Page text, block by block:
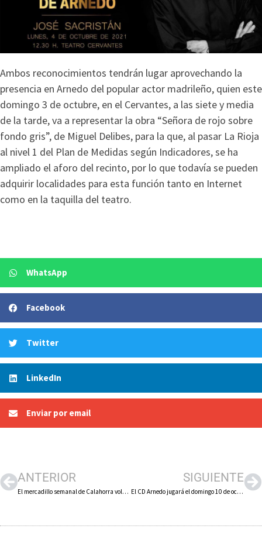
Ambos reconocimientos tendrán lugar aprovechando la
presencia en Arnedo del popular actor madrileño, quien este
domingo 3 de octubre, en el Cervantes, a las siete y media
de la tarde, va a representar la obra “Señora de rojo sobre
fondo gris”, de Miguel Delibes, para la que, al pasar La Rioja
al nivel 1 del Plan de Medidas según Indicadores, se ha
ampliado el aforo del recinto, por lo que todavía se pueden
adquirir localidades para esta función tanto en Internet
como en la taquilla del teatro.
WhatsApp
Facebook
Twitter
LinkedIn
Enviar por email
ANTERIOR
El mercadillo semanal de Calahorra volverá a partir del jueves 7 de octubre a las calles Mártires, Grande, Cavas y plaza del Raso
SIGUIENTE
El CD Arnedo jugará el domingo 10 de octubre contra el Vianés tras empatar a cero contra el Agoncillo en ‘Sendero’